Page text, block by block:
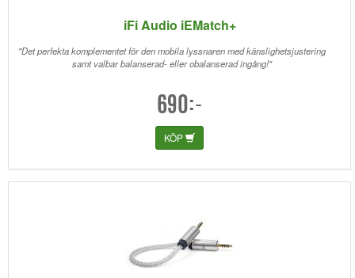
iFi Audio iEMatch+
"Det perfekta komplementet för den mobila lyssnaren med känslighetsjustering
samt valbar balanserad- eller obalanserad ingång!"
690:-
KÖP